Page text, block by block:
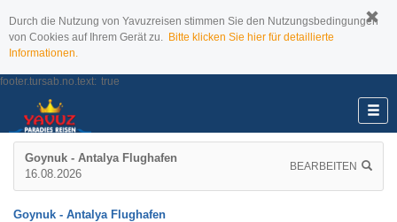
Durch die Nutzung von Yavuzreisen stimmen Sie den Nutzungsbedingungen
von Cookies auf Ihrem Gerät zu. Bitte klicken Sie hier für detaillierte
Informationen.
footer.tursab.no.text: true
Goynuk - Antalya Flughafen
16.08.2026
BEARBEITEN
Goynuk - Antalya Flughafen